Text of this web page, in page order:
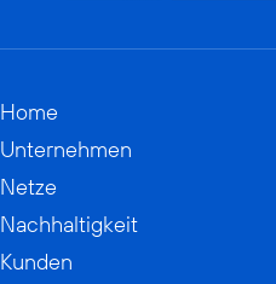
Home
Unternehmen
Netze
Nachhaltigkeit
Kunden